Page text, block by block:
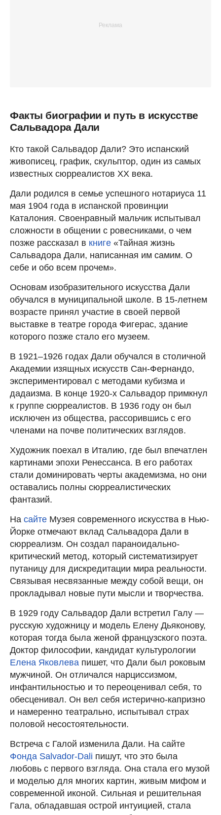
Факты биографии и путь в искусстве
Сальвадора Дали
Кто такой Сальвадор Дали? Это испанский
живописец, график, скульптор, один из самых
известных сюрреалистов ХХ века.
Дали родился в семье успешного нотариуса 11
мая 1904 года в испанской провинции
Каталония. Своенравный мальчик испытывал
сложности в общении с ровесниками, о чем
позже рассказал в книге «Тайная жизнь
Сальвадора Дали, написанная им самим. О
себе и обо всем прочем».
Основам изобразительного искусства Дали
обучался в муниципальной школе. В 15-летнем
возрасте принял участие в своей первой
выставке в театре города Фигерас, здание
которого позже стало его музеем.
В 1921–1926 годах Дали обучался в столичной
Академии изящных искусств Сан-Фернандо,
экспериментировал с методами кубизма и
дадаизма. В конце 1920-х Сальвадор примкнул
к группе сюрреалистов. В 1936 году он был
исключен из общества, рассорившись с его
членами на почве политических взглядов.
Художник поехал в Италию, где был впечатлен
картинами эпохи Ренессанса. В его работах
стали доминировать черты академизма, но они
оставались полны сюрреалистических
фантазий.
На сайте Музея современного искусства в Нью-
Йорке отмечают вклад Сальвадора Дали в
сюрреализм. Он создал параноидально-
критический метод, который систематизирует
путаницу для дискредитации мира реальности.
Связывая несвязанные между собой вещи, он
прокладывал новые пути мысли и творчества.
В 1929 году Сальвадор Дали встретил Галу —
русскую художницу и модель Елену Дьяконову,
которая тогда была женой французского поэта.
Доктор философии, кандидат культурологии
Елена Яковлева пишет, что Дали был роковым
мужчиной. Он отличался нарциссизмом,
инфантильностью и то переоценивал себя, то
обесценивал. Он вел себя истерично-капризно
и намеренно театрально, испытывал страх
половой несостоятельности.
Встреча с Галой изменила Дали. На сайте
Фонда Salvador-Dali пишут, что это была
любовь с первого взгляда. Она стала его музой
и моделью для многих картин, живым мифом и
современной иконой. Сильная и решительная
Гала, обладавшая острой интуицией, стала